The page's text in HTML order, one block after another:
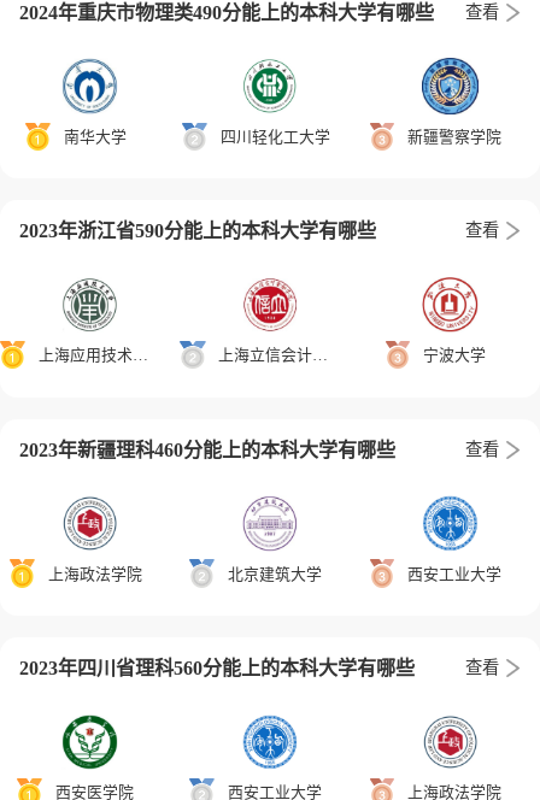
2024年重庆市物理类490分能上的本科大学有哪些 查看
南华大学 四川轻化工大学 新疆警察学院
2023年浙江省590分能上的本科大学有哪些 查看
上海应用技术大学 上海立信会计金融学院 宁波大学
2023年新疆理科460分能上的本科大学有哪些 查看
上海政法学院 北京建筑大学 西安工业大学
2023年四川省理科560分能上的本科大学有哪些 查看
西安医学院 西安工业大学 上海政法学院